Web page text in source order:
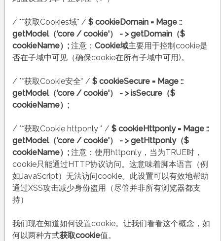
/ **获取Cookies域* / $ cookieDomain = Mage ::
getModel（'core / cookie'） - > getDomain（$
cookieName）; 注意： Cookie域主要用于控制cookie是
否在子域中可见（确保cookie在所有子域中可用)。
/ **获取Cookie安全* / $ cookieSecure = Mage ::
getModel（'core / cookie'） - > isSecure（$
cookieName）;
/ **获取Cookie httponly * / $ cookieHttponly = Mage ::
getModel（'core / cookie'） - > getHttponly（$
cookieName）; 注意：使用httponly，当为TRUE时，
cookie只能通过HTTP协议访问。这意味着脚本语言（例
如JavaScript）无法访问cookie。此设置可以有效地帮助
通过XSS攻击减少身份盗用（尽管并非所有浏览器都支
持）
我们现在知道如何设置cookie。让我们看看这个概念，如
何以两种方式获取cookie值。